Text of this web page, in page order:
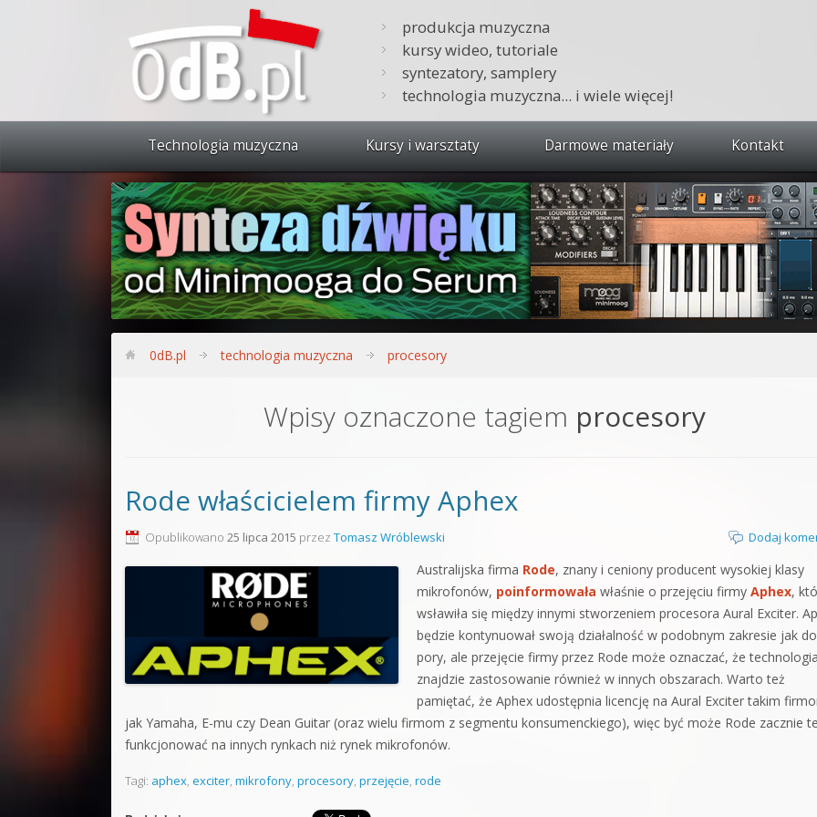
produkcja muzyczna
kursy wideo, tutoriale
syntezatory, samplery
technologia muzyczna... i wiele więcej!
Technologia muzyczna Kursy i warsztaty
Zobacz wszystkie kursy i warsztaty
Synteza dźwięku 🔥
Produkcja muzyczna w praktyce
Bitwig Studio od podstaw
Sound Forge od podstaw
Kontakt 5 Kompendium
Pakiety
Darmowe materiały Kontakt
0dB.pl technologia muzyczna procesory
Wpisy oznaczone tagiem procesory
Rode właścicielem firmy Aphex
Opublikowano 25 lipca 2015 przez Tomasz Wróblewski Dodaj
Australijska firma Rode, znany i ceniony producent wysokiej klasy
mikrofonów, poinformowała właśnie o przejęciu firmy Aphex,
wsławiła się między innymi stworzeniem procesora Aural Exciter.
będzie kontynuował swoją działalność w podobnym zakresie jak
pory, ale przejęcie firmy przez Rode może oznaczać, że
znajdzie zastosowanie również w innych obszarach. Warto też
pamiętać, że Aphex udostępnia licencję na Aural Exciter takim
jak Yamaha, E-mu czy Dean Guitar (oraz wielu firmom z segmentu konsumenckiego), więc być może Rode zacznie
funkcjonować na innych rynkach niż rynek mikrofonów.
Tagi: aphex, exciter, mikrofony, procesory, przejęcie, rode